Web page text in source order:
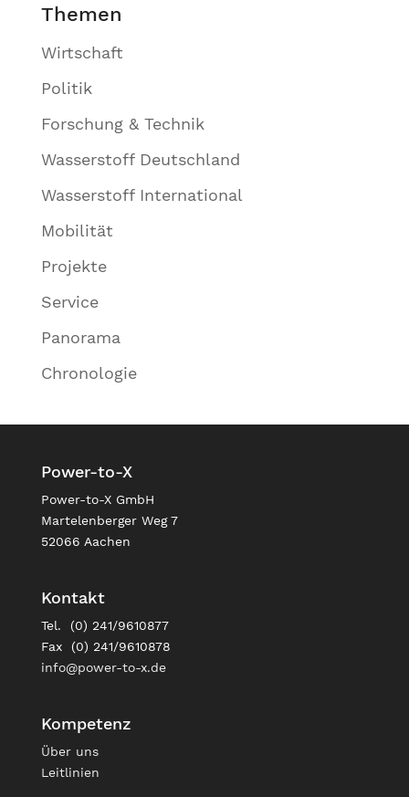
Themen
Wirtschaft
Politik
Forschung & Technik
Wasserstoff Deutschland
Wasserstoff International
Mobilität
Projekte
Service
Panorama
Chronologie
Power-to-X
Power-to-X GmbH
Martelenberger Weg 7
52066 Aachen
Kontakt
Tel. (0) 241/9610877
Fax (0) 241/9610878
info@power-to-x.de
Kompetenz
Über uns
Leitlinien